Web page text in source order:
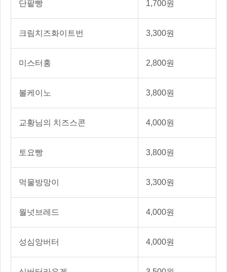
단팥빵 1,700원
크림치즈화이트번 3,300원
미스터홍 2,800원
볼케이노 3,800원
교황님의 치즈스콘 4,000원
토요빵 3,800원
먹물방망이 3,300원
월넛브레드 4,000원
성심앙버터 4,000원